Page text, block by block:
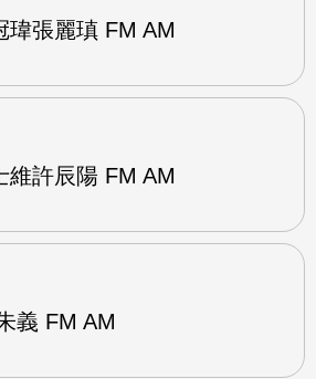
瑋張麗瑱 FM AM
維許辰陽 FM AM
義 FM AM